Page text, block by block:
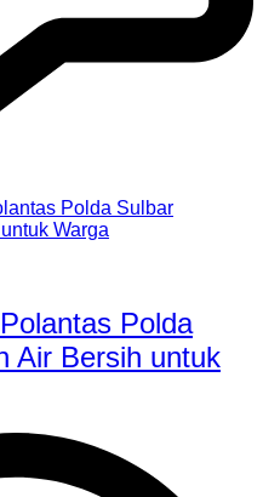
Polda
Air Bersih untuk